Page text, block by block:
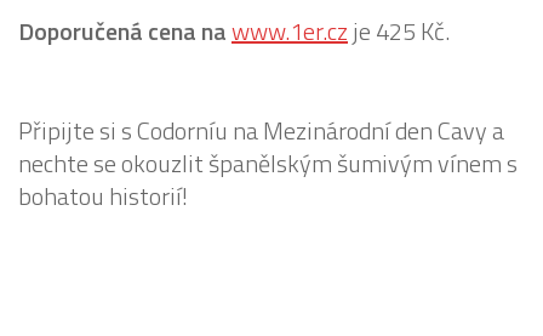
Doporučená cena nawww.1er.czje 425 Kč.
Připijte si s Codorníu na Mezinárodní den Cavy a
nechte se okouzlit španělským šumivým vínem s
bohatou historií!